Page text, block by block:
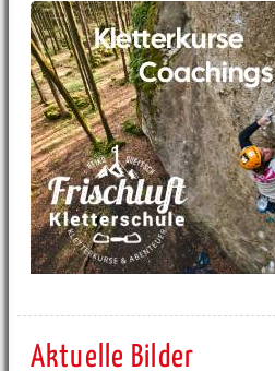
Aktuelle Bilder